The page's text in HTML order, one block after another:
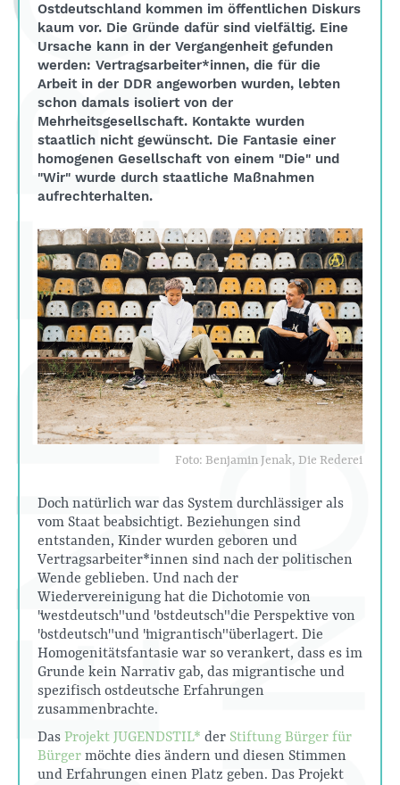
Ostdeutschland kommen im öffentlichen Diskurs
kaum vor. Die Gründe dafür sind vielfältig. Eine
Ursache kann in der Vergangenheit gefunden
werden: Vertragsarbeiter*innen, die für die
Arbeit in der DDR angeworben wurden, lebten
schon damals isoliert von der
Mehrheitsgesellschaft. Kontakte wurden
staatlich nicht gewünscht. Die Fantasie einer
homogenen Gesellschaft von einem "Die" und
"Wir" wurde durch staatliche Maßnahmen
aufrechterhalten.
Foto: Benjamin Jenak, Die Rederei
Doch natürlich war das System durchlässiger als
vom Staat beabsichtigt. Beziehungen sind
entstanden, Kinder wurden geboren und
Vertragsarbeiter*innen sind nach der politischen
Wende geblieben. Und nach der
Wiedervereinigung hat die Dichotomie von
"westdeutsch" und "ostdeutsch" die Perspektive von
"ostdeutsch" und "migrantisch" überlagert. Die
Homogenitätsfantasie war so verankert, dass es im
Grunde kein Narrativ gab, das migrantische und
spezifisch ostdeutsche Erfahrungen
zusammenbrachte.
Das Projekt JUGENDSTIL* der Stiftung Bürger für
Bürger möchte dies ändern und diesen Stimmen
und Erfahrungen einen Platz geben. Das Projekt